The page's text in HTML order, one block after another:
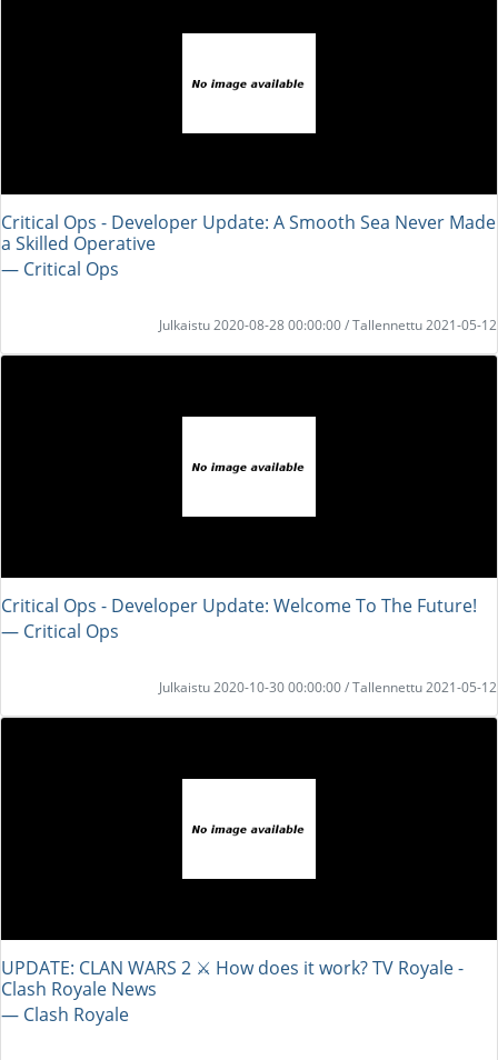
Critical Ops - Developer Update: A Smooth Sea Never Made
a Skilled Operative
― Critical Ops
Julkaistu 2020-08-28 00:00:00 / Tallennettu 2021-05-12
Critical Ops - Developer Update: Welcome To The Future!
― Critical Ops
Julkaistu 2020-10-30 00:00:00 / Tallennettu 2021-05-12
UPDATE: CLAN WARS 2 ⚔️ How does it work? TV Royale -
Clash Royale News
― Clash Royale